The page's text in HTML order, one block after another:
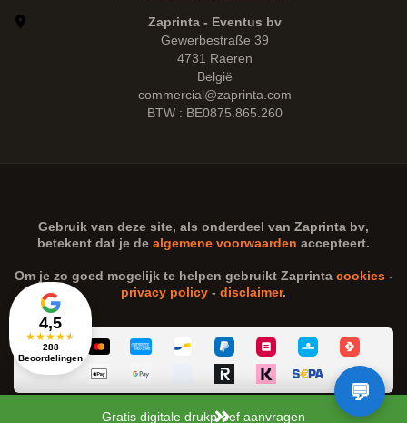
Gratis digitale drukproef aanvragen
4,5
★★★★★
288
Beoordelingen
Zaprinta - Eventus bv
Gewerbestraße 39
4731 Raeren
België
commercial@zaprinta.com
BTW : BE0875.865.260
Gebruik van deze site, als onderdeel van Zaprinta bv,
betekent dat je de algemene voorwaarden accepteert.
Om je zo goed mogelijk te helpen gebruikt Zaprinta cookies-
privacy policy - disclaimer.